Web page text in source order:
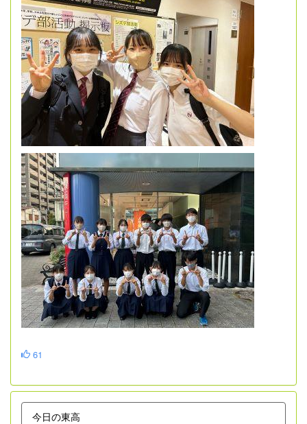
61
今日の東高